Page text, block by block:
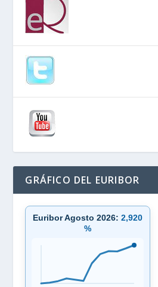
GRÁFICO DEL EURIBOR
Euribor Agosto 2026:2,920
%